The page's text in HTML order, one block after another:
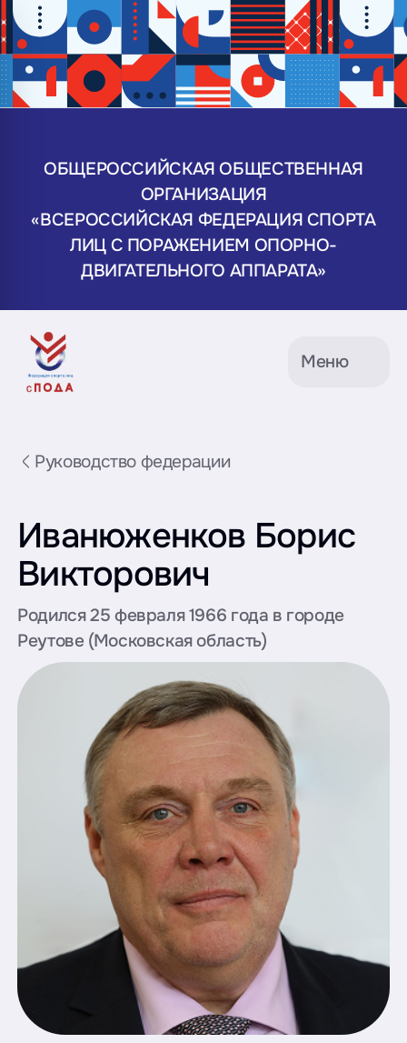
ОБЩЕРОССИЙСКАЯ ОБЩЕСТВЕННАЯ
ОРГАНИЗАЦИЯ
«ВСЕРОССИЙСКАЯ ФЕДЕРАЦИЯ СПОРТА
ЛИЦ С ПОРАЖЕНИЕМ ОПОРНО-
ДВИГАТЕЛЬНОГО АППАРАТА»
Меню
Руководство федерации
Иванюженков Борис
Викторович
Родился 25 февраля 1966 года в городе
Реутове (Московская область)